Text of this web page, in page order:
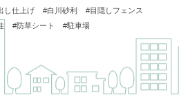
し仕上げ 白川砂利
目隠しフェンス
防草シート 駐車場